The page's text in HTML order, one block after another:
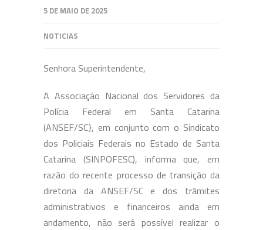
5 DE MAIO DE 2025
NOTICIAS
Senhora Superintendente,
A Associação Nacional dos Servidores da
Polícia Federal em Santa Catarina
(ANSEF/SC}, em conjunto com o Sindicato
dos Policiais Federais no Estado de Santa
Catarina (SINPOFESC), informa que, em
razão do recente processo de transição da
diretoria da ANSEF/SC e dos trâmites
administrativos e financeiros ainda em
andamento, não será possível realizar o